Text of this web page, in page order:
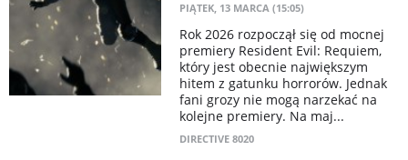
PIĄTEK, 13 MARCA (15:05)
Rok 2026 rozpoczął się od mocnej
premiery Resident Evil: Requiem,
który jest obecnie największym
hitem z gatunku horrorów. Jednak
fani grozy nie mogą narzekać na
kolejne premiery. Na maj...
DIRECTIVE 8020